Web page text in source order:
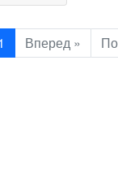
Вперед »